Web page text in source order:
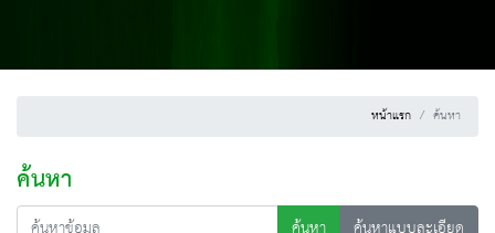
หน้าแรก ค้นหา
ค้นหา